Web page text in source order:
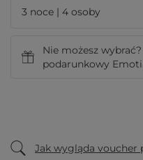
3 noce | 4 osoby
Nie możesz
podarunkowy
Jak wygląda voucher